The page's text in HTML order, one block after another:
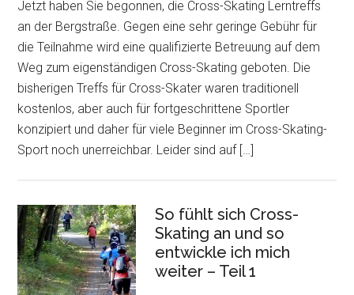
Jetzt haben Sie begonnen, die Cross-Skating Lerntreffs
an der Bergstraße. Gegen eine sehr geringe Gebühr für
die Teilnahme wird eine qualifizierte Betreuung auf dem
Weg zum eigenständigen Cross-Skating geboten. Die
bisherigen Treffs für Cross-Skater waren traditionell
kostenlos, aber auch für fortgeschrittene Sportler
konzipiert und daher für viele Beginner im Cross-Skating-
Sport noch unerreichbar. Leider sind auf […]
So fühlt sich Cross-
Skating an und so
entwickle ich mich
weiter – Teil 1